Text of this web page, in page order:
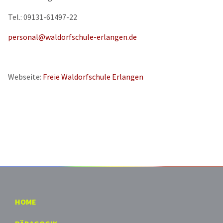
Tel.: 09131-61497-22
personal@waldorfschule-erlangen.de
Webseite: Freie Waldorfschule Erlangen
HOME